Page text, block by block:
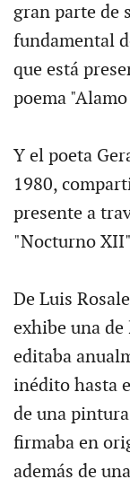
gran parte de
fundamental
que está
poema
Y el poeta
1980,
presente a
"Nocturno
De Luis
exhibe una
editaba
inédito hasta
de una
firmaba en
además de